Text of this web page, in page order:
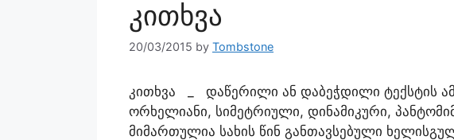
კითხვა
20/03/2015 by Tombstone
კითხვა _ დაწერილი ან დაბეჭდილი ტექსტის
ორხელიანი, სიმეტრიული, დინამიკური,
მიმართულია სახის წინ განთავსებული